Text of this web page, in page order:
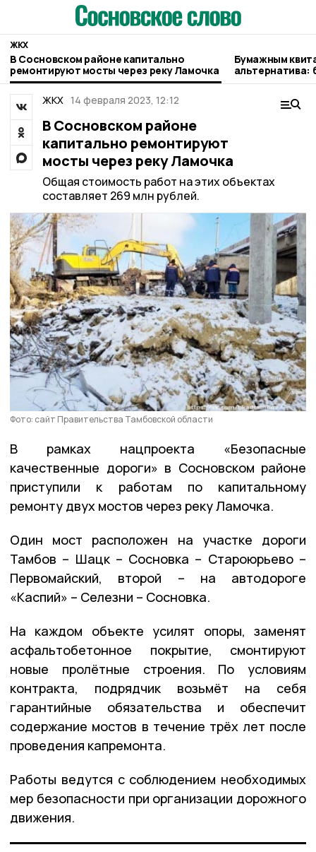
ЖКХ
В Сосновском районе капитально
ремонтируют мосты через реку Ламочка
Бумажным
альтернатива:
пользователей
ЖКХ 14 февраля 2023, 12:12
В Сосновском районе
капитально ремонтируют
мосты через реку Ламочка
Общая стоимость работ на этих объектах
составляет 269 млн рублей.
Фото: сайт Правительства Тамбовской области
В рамках нацпроекта «Безопасные
качественные дороги» в Сосновском районе
приступили к работам по капитальному
ремонту двух мостов через реку Ламочка.
Один мост расположен на участке дороги
Тамбов – Шацк – Сосновка – Староюрьево –
Первомайский, второй – на автодороге
«Каспий» – Селезни – Сосновка.
На каждом объекте усилят опоры, заменят
асфальтобетонное покрытие, смонтируют
новые пролётные строения. По условиям
контракта, подрядчик возьмёт на себя
гарантийные обязательства и обеспечит
содержание мостов в течение трёх лет после
проведения капремонта.
Работы ведутся с соблюдением необходимых
мер безопасности при организации дорожного
движения.